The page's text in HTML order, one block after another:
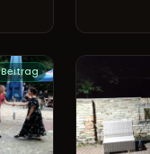
Beitrag